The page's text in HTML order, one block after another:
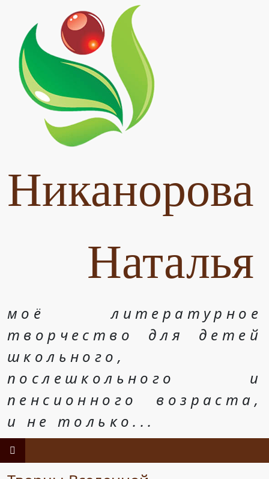
Никанорова
Наталья
моё литературное
творчество для детей
школьного,
послешкольного и
пенсионного возраста,
и не только...